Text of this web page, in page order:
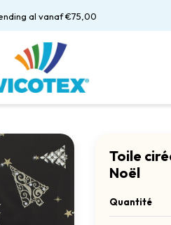
al vanaf €75,00
Toile
Noël
Quantité